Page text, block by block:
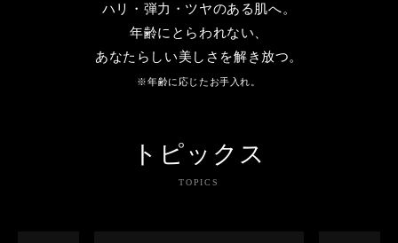
ハリ・弾力・ツヤのある肌へ。
年齢にとらわれない、
あなたらしい美しさを解き放つ。
※年齢に応じたお手入れ。
トピックス
TOPICS